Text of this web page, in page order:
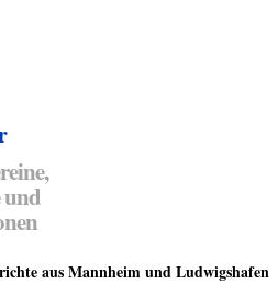
aus Mannheim und Ludwigshafen